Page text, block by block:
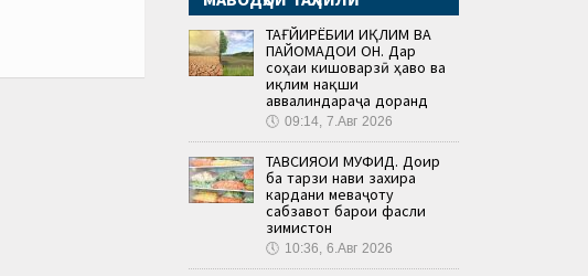
ТАҒЙИРЁБИИ ИҚЛИМ ВА
ПАЙОМАДҲОИ ОН. Дар
соҳаи кишоварзӣ ҳаво ва
иқлим нақши
аввалиндараҷа доранд
🕔 09:14, 7.Авг 2026
ТАВСИЯҲОИ МУФИД. Доир
ба тарзи нави захира
кардани меваҷоту
сабзавот барои фасли
зимистон
🕔 10:36, 6.Авг 2026